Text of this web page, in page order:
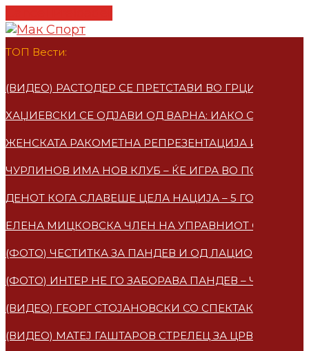
ТОП Вести:
(ВИДЕО) РАСТОДЕР СЕ ПРЕТСТАВИ ВО ГРЦИЈА –
ХАЏИЕВСКИ СЕ ОДЈАВИ ОД ВАРНА: ИАКО СУМ
ЖЕНСКАТА РАКОМЕТНА РЕПРЕЗЕНТАЦИЈА ИМАА
ЧУРЛИНОВ ИМА НОВ КЛУБ – ЌЕ ИГРА ВО ПОЛСКА
ДЕНОТ КОГА СЛАВЕШЕ ЦЕЛА НАЦИЈА – 5 ГОДИНИ
ЕЛЕНА МИЦКОВСКA ЧЛЕН НА УПРАВНИОТ ОДБОР
(ФОТО) ЧЕСТИТКА ЗА ПАНДЕВ И ОД ЛАЦИО
(ФОТО) ИНТЕР НЕ ГО ЗАБОРАВА ПАНДЕВ –
(ВИДЕО) ГЕОРГ СТОЈАНОВСКИ СО СПЕКТАКУЛАРЕН
(ВИДЕО) МАТЕЈ ГАШТАРОВ СТРЕЛЕЦ ЗА ЦРВЕНА